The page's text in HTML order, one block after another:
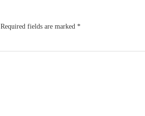
Required fields are marked *